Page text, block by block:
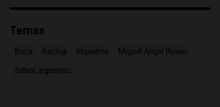
Temas
Boca Racing Riquelme Miguel Ángel Russo
fútbol argentino